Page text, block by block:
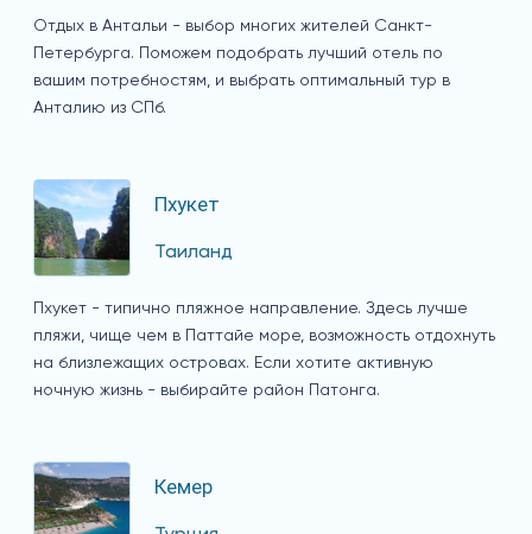
Отдых в Антальи - выбор многих жителей Санкт-
Петербурга. Поможем подобрать лучший отель по
вашим потребностям, и выбрать оптимальный тур в
Анталию из СПб.
Пхукет
Таиланд
Пхукет - типично пляжное направление. Здесь лучше
пляжи, чище чем в Паттайе море, возможность отдохнуть
на близлежащих островах. Если хотите активную
ночную жизнь - выбирайте район Патонга.
Кемер